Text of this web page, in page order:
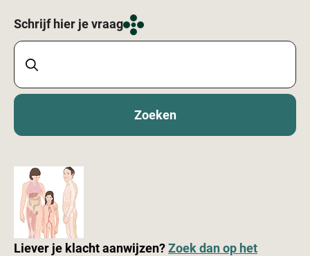
Schrijf hier je vraag
Zoeken
Liever je klacht aanwijzen?Zoek dan op het